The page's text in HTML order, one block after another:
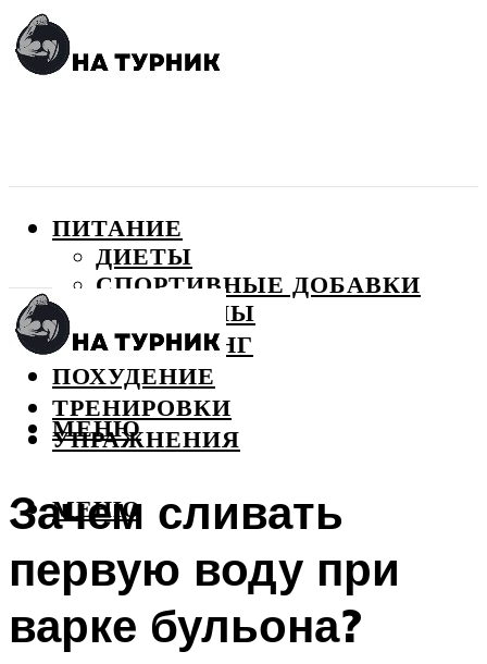
ПИТАНИЕ
ДИЕТЫ
СПОРТИВНЫЕ ДОБАВКИ
ВИТАМИНЫ
БОДИБИЛДИНГ
ПОХУДЕНИЕ
ТРЕНИРОВКИ
УПРАЖНЕНИЯ
МЕНЮ
МЕНЮ
Зачем сливать
первую воду при
варке бульона?